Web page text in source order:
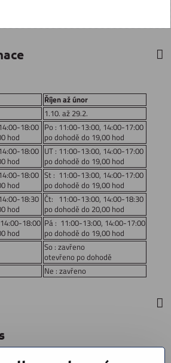
Říjen až únor
1.10. až 29.2.
18:00
hod
Po : 11:00-13:00, 14:00-17:00
po dohodě do 19,00 hod
18:00
hod
UT : 11:00-13:00, 14:00-17:00
po dohodě do 19,00 hod
18:00
hod
St : 11:00-13:00, 14:00-17:00
po dohodě do 19,00 hod
18:30
hod
Čt: 11:00-13:00, 14:00-18:30
po dohodě do 20,00 hod
18:00
hod
Pá : 11:00-13:00, 14:00-17:00
po dohodě do 19,00 hod
So : zavřeno
otevřeno po dohodě
Ne : zavřeno